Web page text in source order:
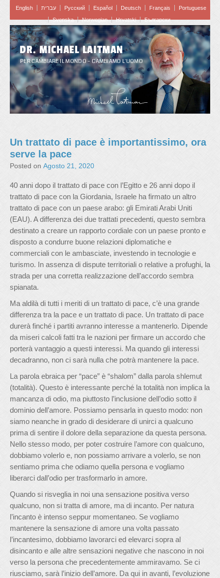
English עברית Pусский Español Deutsch Français
Portuguese
Svenska
Norwegian Hrvatski Български
DR. MICHAEL LAITMAN
PER CAMBIARE IL MONDO – CAMBIAMO L'UOMO
Un trattato di pace è importantissimo, ora
serve la pace
Posted on Agosto 21, 2020
40 anni dopo il trattato di pace con l’Egitto e 26 anni dopo il
trattato di pace con la Giordania, Israele ha firmato un altro
trattato di pace con un paese arabo: gli Emirati Arabi Uniti
(EAU). A differenza dei due trattati precedenti, questo sembra
destinato a creare un rapporto cordiale con un paese pronto e
disposto a condurre buone relazioni diplomatiche e
commerciali con le ambasciate, investendo in tecnologie e
turismo. In assenza di dispute territoriali o relative a profughi, la
strada per una corretta realizzazione dell’accordo sembra
spianata.
Ma aldilà di tutti i meriti di un trattato di pace, c’è una grande
differenza tra la pace e un trattato di pace. Un trattato di pace
durerà finché i partiti avranno interesse a mantenerlo. Dipende
da miseri calcoli fatti tra le nazioni per firmare un accordo che
porterà vantaggio a questi interessi. Ma quando gli interessi
decadranno, non ci sarà nulla che potrà mantenere la pace.
La parola ebraica per “pace” è “shalom” dalla parola shlemut
(totalità). Questo è interessante perché la totalità non implica la
mancanza di odio, ma piuttosto l’inclusione dell’odio sotto il
dominio dell’amore. Possiamo pensarla in questo modo: non
siamo neanche in grado di desiderare di unirci a qualcuno
prima di sentire il dolore della separazione da questa persona.
Nello stesso modo, per poter costruire l’amore con qualcuno,
dobbiamo volerlo e, non possiamo arrivare a volerlo, se non
sentiamo prima che odiamo quella persona e vogliamo
liberarci dall’odio per trasformarlo in amore.
Quando si risveglia in noi una sensazione positiva verso
qualcuno, non si tratta di amore, ma di incanto. Per natura
l’incanto è intenso seppur momentaneo. Se vogliamo
mantenere la sensazione di amore una volta passato
l’incantesimo, dobbiamo lavorarci ed elevarci sopra al
disincanto e alle altre sensazioni negative che nascono in noi
verso la persona che precedentemente ammiravamo. Se ci
riusciamo, sarà l’inizio dell’amore. Da qui in avanti, l’evoluzione